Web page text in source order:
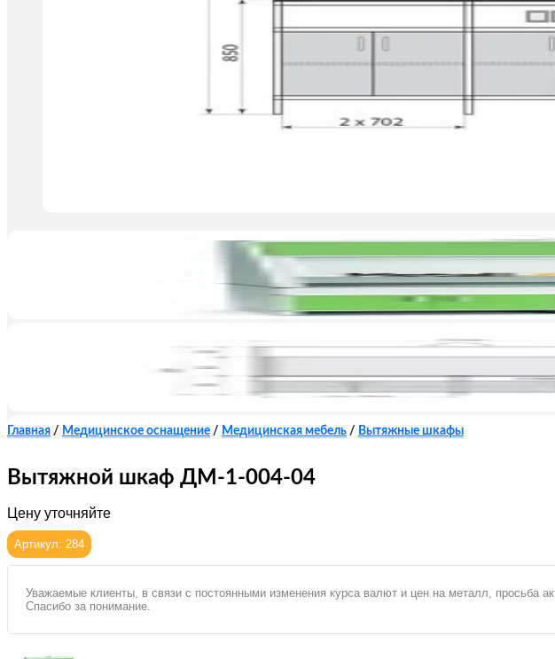
Главная / Медицинское оснащение / Медицинская мебель / Вытяжные шкафы
Вытяжной шкаф ДМ-1-004-04
Цену уточняйте
Артикул: 284
Уважаемые клиенты, в связи с постоянными изменения курса валют и цен на металл, просьба
Спасибо за понимание.